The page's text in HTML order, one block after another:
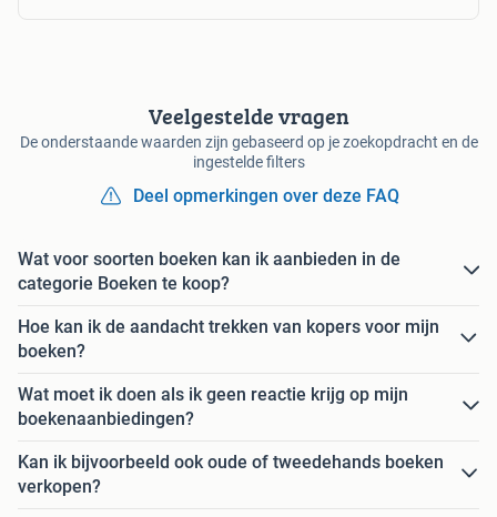
Veelgestelde vragen
De onderstaande waarden zijn gebaseerd op je zoekopdracht en de
ingestelde filters
Deel opmerkingen over deze FAQ
Wat voor soorten boeken kan ik aanbieden in de
categorie Boeken te koop?
Hoe kan ik de aandacht trekken van kopers voor mijn
boeken?
Wat moet ik doen als ik geen reactie krijg op mijn
boekenaanbiedingen?
Kan ik bijvoorbeeld ook oude of tweedehands boeken
verkopen?